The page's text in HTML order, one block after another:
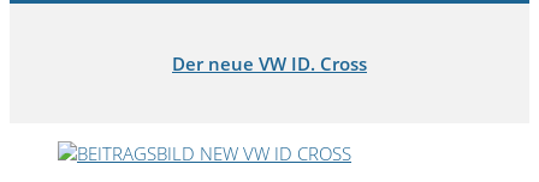
Der neue VW ID. Cross